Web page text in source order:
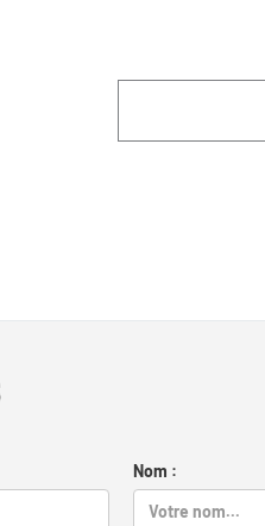
Nom :